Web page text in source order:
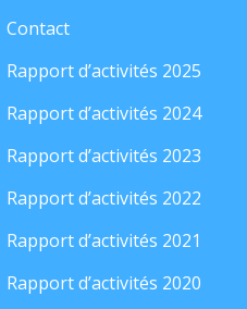
Contact
Rapport d’activités 2025
Rapport d’activités 2024
Rapport d’activités 2023
Rapport d’activités 2022
Rapport d’activités 2021
Rapport d’activités 2020